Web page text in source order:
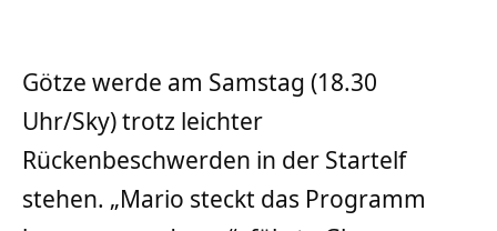
Götze werde am Samstag (18.30
Uhr/Sky) trotz leichter
Rückenbeschwerden in der Startelf
stehen. „Mario steckt das Programm